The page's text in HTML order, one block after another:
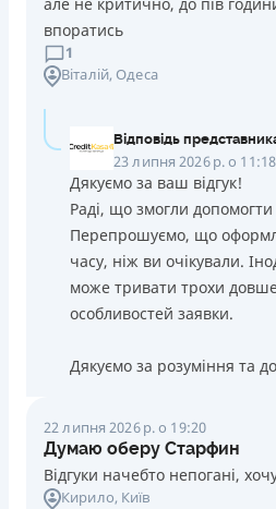
впоратись
1
Віталій, Одеса
Відповідь
23 липня 2026 р. о 11:18
Дякуємо за ваш відгук!
Раді, що змогли
Перепрошуємо, що
часу, ніж ви очікували.
може тривати трохи
особливостей заявки.
Дякуємо за розуміння та
22 липня 2026 р. о 19:20
Думаю оберу Старфин
Відгуки начебто непогані,
Кирило, Київ